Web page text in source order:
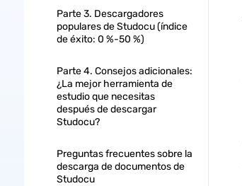
Parte 3. Descargadores
populares de Studocu (índice
de éxito: 0 %-50 %)
Parte 4. Consejos adicionales:
¿La mejor herramienta de
estudio que necesitas
después de descargar
Studocu?
Preguntas frecuentes sobre la
descarga de documentos de
Studocu